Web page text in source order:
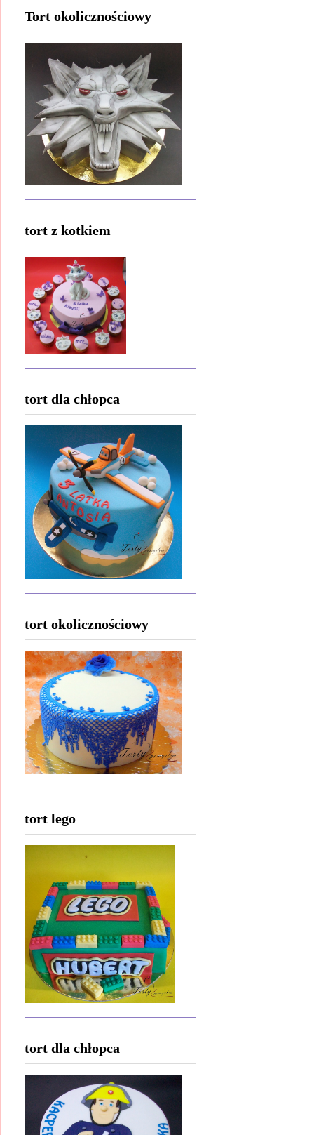
Tort okolicznościowy
tort z kotkiem
tort dla chłopca
tort okolicznościowy
tort lego
tort dla chłopca